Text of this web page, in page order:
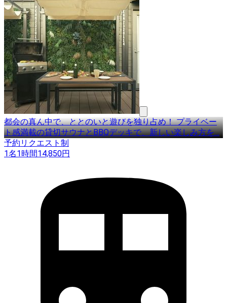
都会の真ん中で、ととのいと遊びを独り占め！ プライベー
ト感満載の貸切サウナとBBQデッキで、新しい楽しみ方を…
予約リクエスト制
1名1時間14,850円